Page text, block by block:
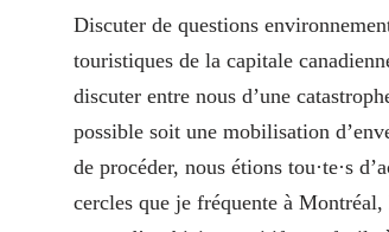
Discuter de questions
touristiques de la capitale
discuter entre nous d’une
possible soit une mobilisation
de procéder, nous étions tou·te·s
cercles que je fréquente à